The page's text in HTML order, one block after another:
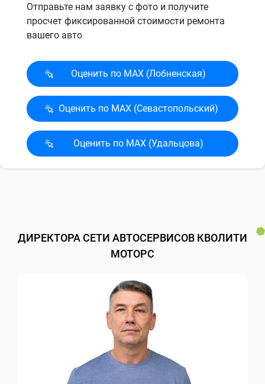
Отправьте нам заявку с фото и получите
просчет фиксированной стоимости ремонта
вашего авто
Оценить по MAX (Лобненская)
Оценить по MAX (Севасто­польский)
Оценить по MAX (Удальцова)
ДИРЕКТОРА СЕТИ АВТОСЕРВИСОВ КВОЛИТИ
МОТОРС